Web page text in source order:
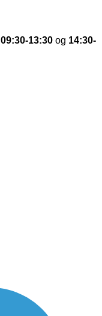
09:30-13:30 og 14:30-